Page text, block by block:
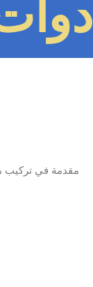
مقدمة في تركيب